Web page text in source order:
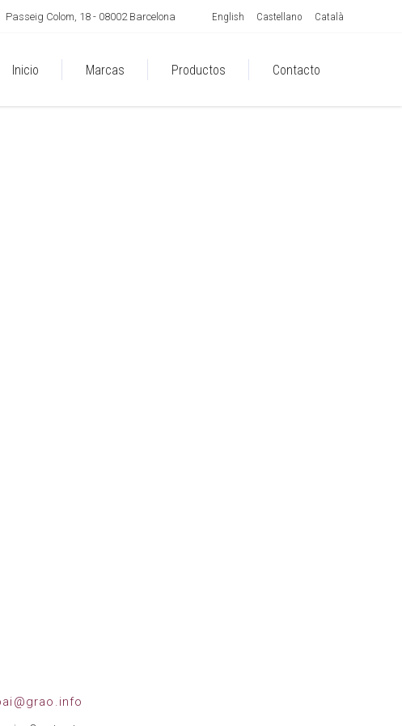
Passeig Colom, 18 - 08002 Barcelona English Castellano Català
Inicio Marcas Productos Contacto